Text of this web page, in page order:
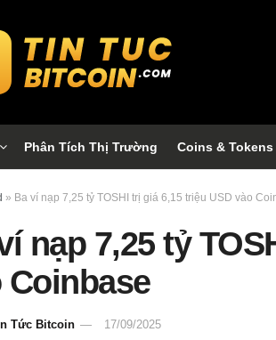
Phân Tích Thị Trường Coins & Tokens
» Ba ví nạp 7,25 tỷ TOSHI trị giá 6,15 triệu USD vào
nạp 7,25 tỷ
Coinbase
Tức Bitcoin 17/09/2025